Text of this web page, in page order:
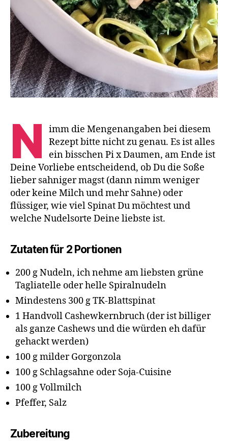
N
imm die Mengenangaben bei diesem
Rezept bitte nicht zu genau. Es ist alles
ein bisschen Pi x Daumen, am Ende ist
Deine Vorliebe entscheidend, ob Du die Soße
lieber sahniger magst (dann nimm weniger
oder keine Milch und mehr Sahne) oder
flüssiger, wie viel Spinat Du möchtest und
welche Nudelsorte Deine liebste ist.
Zutaten für 2 Portionen
200 g Nudeln, ich nehme am liebsten grüne
Tagliatelle oder helle Spiralnudeln
Mindestens 300 g TK-Blattspinat
1 Handvoll Cashewkernbruch (der ist billiger
als ganze Cashews und die würden eh dafür
gehackt werden)
100 g milder Gorgonzola
100 g Schlagsahne oder Soja-Cuisine
100 g Vollmilch
Pfeffer, Salz
Zubereitung